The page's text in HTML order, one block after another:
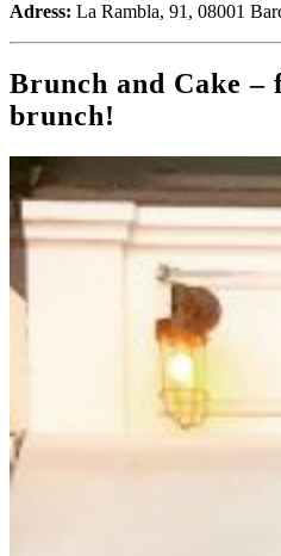
Adress: La Rambla, 91, 08001
Brunch and Cake –
brunch!